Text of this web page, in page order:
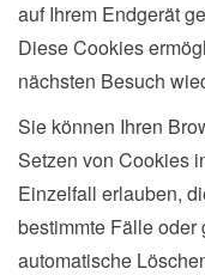
auf Ihrem Endgerät
Diese Cookies
nächsten Besuch
Sie können Ihren
Setzen von Cookies
Einzelfall erlauben,
bestimmte Fälle
automatische